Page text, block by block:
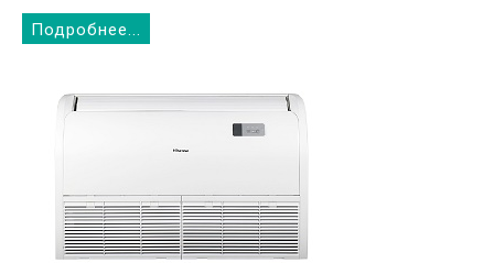
Подробнее...